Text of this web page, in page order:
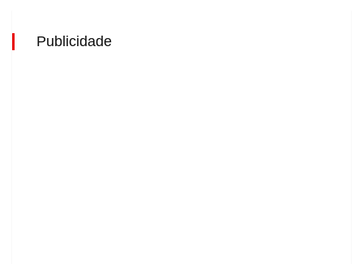
Publicidade